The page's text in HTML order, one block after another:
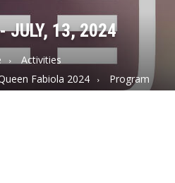
JULY, 13, 2024
Activities
Fabiola 2024
Program